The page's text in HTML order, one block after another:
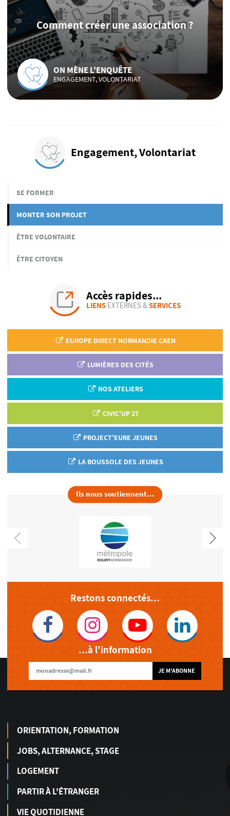
Engagement, Volontariat
SE FORMER
MONTER SON PROJET
ÊTRE VOLONTAIRE
ÊTRE CITOYEN
Accès rapides...
LIENSEXTERNES &SERVICES
EUROPE DIRECT NORMANDIE CAEN
LUMIÈRES DES CITÉS
NOS ATELIERS
CIVIC'UP 27
PROJECT'EURE JEUNES
LA BOUSSOLE DES JEUNES
Comment créer une association ?
ON MÈNE L'ENQUÊTE
ENGAGEMENT, VOLONTARIAT
Ils nous soutiennent...
Restons connectés...
...à l'information
JE M'ABONNE
ORIENTATION, FORMATION
JOBS, ALTERNANCE, STAGE
LOGEMENT
PARTIR À L'ÉTRANGER
VIE QUOTIDIENNE